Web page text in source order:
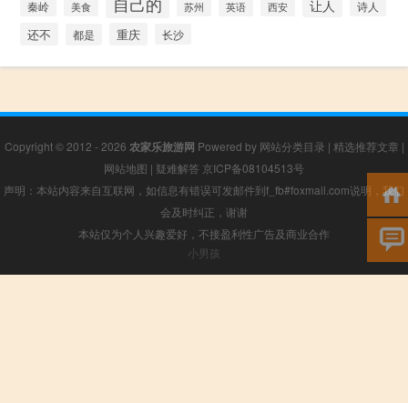
秦岭 美食 苏州 英语 西安 让人 诗人
还不 都是 重庆 长沙
Copyright © 2012 - 2026 农家乐旅游网 Powered by 网站分类目录 | 精选推荐文章 |
网站地图 | 疑难解答 京ICP备08104513号
声明：本站内容来自互联网，如信息有错误可发邮件到f_fb#foxmail.com说明，我们
会及时纠正，谢谢
本站仅为个人兴趣爱好，不接盈利性广告及商业合作
小男孩